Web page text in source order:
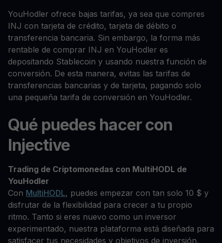
YouHodler ofrece bajas tarifas, ya sea que compres
INJ con tarjeta de crédito, tarjeta de débito o
transferencia bancaria. Sin embargo, la forma más
rentable de comprar INJ en YouHodler es
depositando Stablecoin y usando nuestra función de
conversión. De esta manera, evitas las tarifas de
transferencias bancarias y de tarjeta, pagando solo
una pequeña tarifa de conversión en YouHodler.
Qué puedes hacer con
Injective
Trading de Criptomonedas con MultiHODL de
YouHodler
Con MultiHODL, puedes empezar con tan solo 10 $ y
disfrutar de la flexibilidad para crecer a tu propio
ritmo. Tanto si eres nuevo como un inversor
experimentado, nuestra plataforma está diseñada para
satisfacer tus necesidades y objetivos de inversión.